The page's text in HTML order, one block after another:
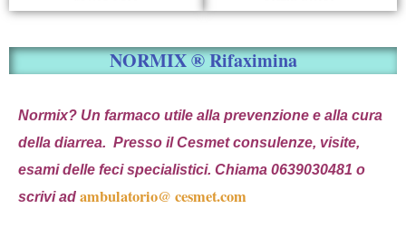
NORMIX ® Rifaximina
Normix? Un farmaco utile alla prevenzione e alla cura
della diarrea. Presso il Cesmet consulenze, visite,
esami delle feci specialistici. Chiama 0639030481 o
scrivi ad ambulatorio@ cesmet.com